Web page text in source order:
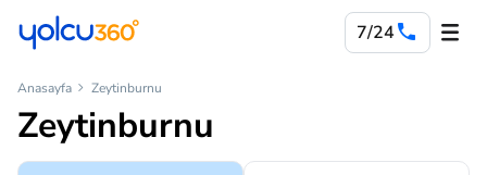
7/24
Anasayfa Zeytinburnu
Zeytinburnu